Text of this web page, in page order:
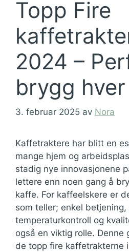
Topp Fire
2024 –
brygg
3. februar 2025 av Nora
Kaffetraktere har blitt en
mange hjem og
stadig nye innovasjonene
lettere enn noen gang å
kaffe. For kaffeelskere er
som teller; enkel betjening,
temperaturkontroll og
også en viktig rolle. Denne
de topp fire kaffetrakterne